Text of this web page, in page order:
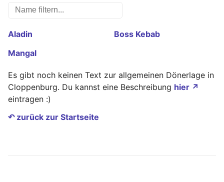
Aladin
Boss Kebab
Mangal
Es gibt noch keinen Text zur allgemeinen Dönerlage in
Cloppenburg. Du kannst eine Beschreibung hier ↗
eintragen :)
↶ zurück zur Startseite